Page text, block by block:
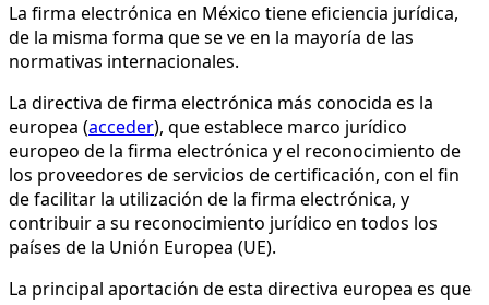
La firma electrónica en México tiene eficiencia jurídica,
de la misma forma que se ve en la mayoría de las
normativas internacionales.
La directiva de firma electrónica más conocida es la
europea (acceder), que establece marco jurídico
europeo de la firma electrónica y el reconocimiento de
los proveedores de servicios de certificación, con el fin
de facilitar la utilización de la firma electrónica, y
contribuir a su reconocimiento jurídico en todos los
países de la Unión Europea (UE).
La principal aportación de esta directiva europea es que